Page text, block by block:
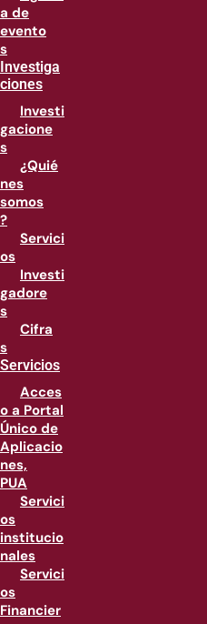
a de
evento
s
Investiga
ciones
Investi
gacione
s
¿Quié
nes
somos
?
Servici
os
Investi
gadore
s
Cifra
s
Servicios
Acces
o a Portal
Único de
Aplicacio
nes,
PUA
Servici
os
institucio
nales
Servici
os
Financier